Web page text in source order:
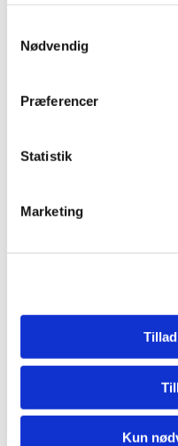
Nødvendig
Præferencer
Statistik
Marketing
Kun
Randersgade